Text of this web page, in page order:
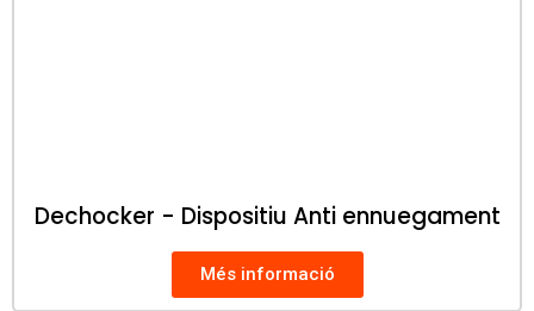
Dechocker - Dispositiu Anti ennuegament
Més informació